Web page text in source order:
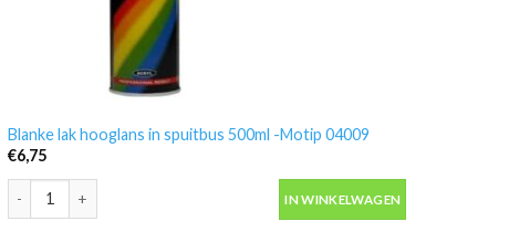
Blanke lak hooglans in spuitbus 500ml -Motip 04009
€6,75
Blanke lak hooglans in spuitbus 500ml -Motip 04009 aantal
IN WINKELWAGEN